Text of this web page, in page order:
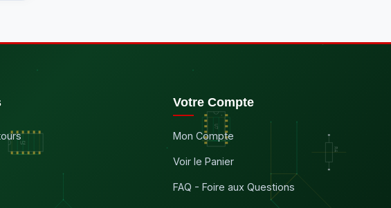
Votre Compte
Mon Compte
Voir le Panier
FAQ - Foire aux Questions